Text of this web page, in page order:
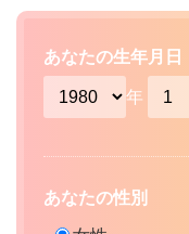
あなたの生年月日
年
あなたの性別